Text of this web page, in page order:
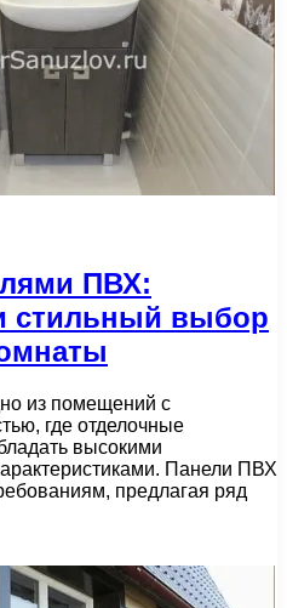
ПВХ:
стильный выбор
из помещений с
где отделочные
высокими
Панели ПВХ
предлагая ряд